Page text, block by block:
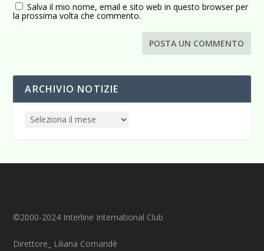
Salva il mio nome, email e sito web in questo browser per
la prossima volta che commento.
ARCHIVIO NOTIZIE
©2000-2024 Interline International Club
Direttore_ Liliana Comandè